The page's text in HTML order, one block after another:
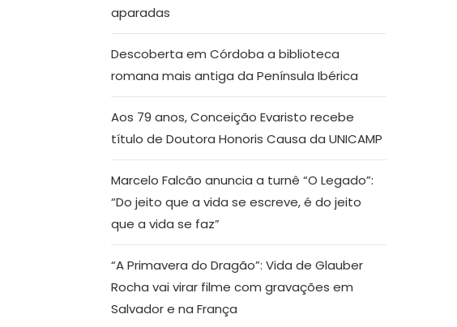
aparadas
Descoberta em Córdoba a biblioteca
romana mais antiga da Península Ibérica
Aos 79 anos, Conceição Evaristo recebe
título de Doutora Honoris Causa da UNICAMP
Marcelo Falcão anuncia a turnê “O Legado”:
“Do jeito que a vida se escreve, é do jeito
que a vida se faz”
“A Primavera do Dragão”: Vida de Glauber
Rocha vai virar filme com gravações em
Salvador e na França